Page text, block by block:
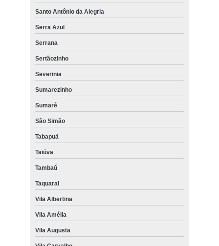
Santo Antônio da Alegria
Serra Azul
Serrana
Sertãozinho
Severinia
Sumarezinho
Sumaré
São Simão
Tabapuã
Taiúva
Tambaú
Taquaral
Vila Albertina
Vila Amélia
Vila Augusta